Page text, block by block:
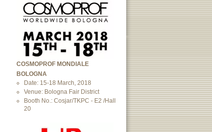
COSMOPROF MONDIALE
BOLOGNA
Date: 15-18 March, 2018
Venue: Bologna Fair District
Booth No.: Cosjar/TKPC - E2 /Hall
20